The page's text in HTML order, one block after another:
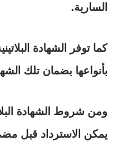
السارية.
كما توفر الشهادة
بأنواعها بضمان تلك
ومن شروط الشهادة